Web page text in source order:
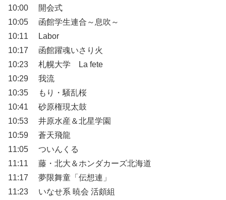
10:00 開会式
10:05 函館学生連合～息吹～
10:11 Labor
10:17 函館躍魂いさり火
10:23 札幌大学 La fete
10:29 我流
10:35 もり・騒乱桜
10:41 砂原権現太鼓
10:53 井原水産＆北星学園
10:59 蒼天飛龍
11:05 ついんくる
11:11 藤・北大＆ホンダカーズ北海道
11:17 夢限舞童「伝想連」
11:23 いなせ系 暁会 活頗組